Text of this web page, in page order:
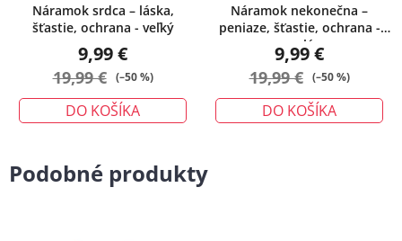
Náramok srdca – láska,
šťastie, ochrana - veľký
9,99 €
19,99 € (–50 %)
DO KOŠÍKA
Náramok nekonečna –
peniaze, šťastie, ochrana -
malý
9,99 €
19,99 € (–50 %)
DO KOŠÍKA
Podobné produkty